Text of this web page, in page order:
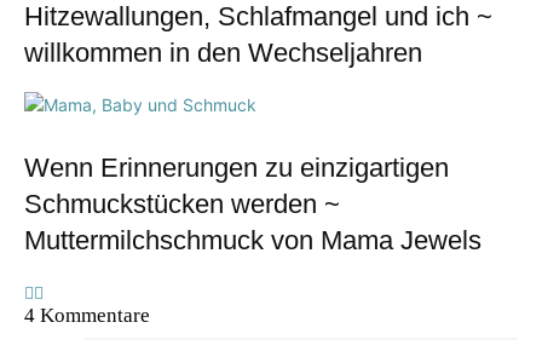
Hitzewallungen, Schlafmangel und ich ~
willkommen in den Wechseljahren
Wenn Erinnerungen zu einzigartigen
Schmuckstücken werden ~
Muttermilchschmuck von Mama Jewels
4 Kommentare